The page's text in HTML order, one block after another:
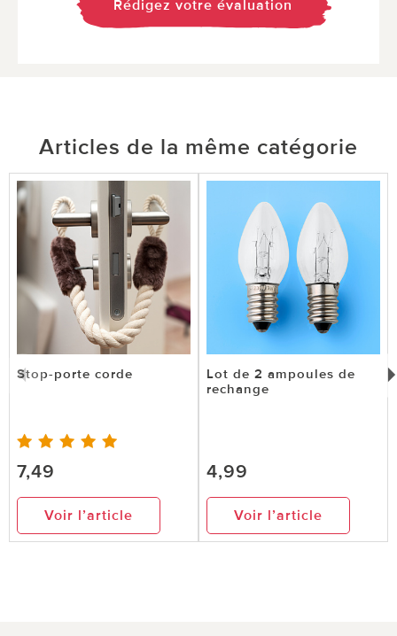
Rédigez votre évaluation
Articles de la même catégorie
Stop-porte corde
7,49
Voir l’article
Lot de 2 ampoules de
rechange
4,99
Voir l’article